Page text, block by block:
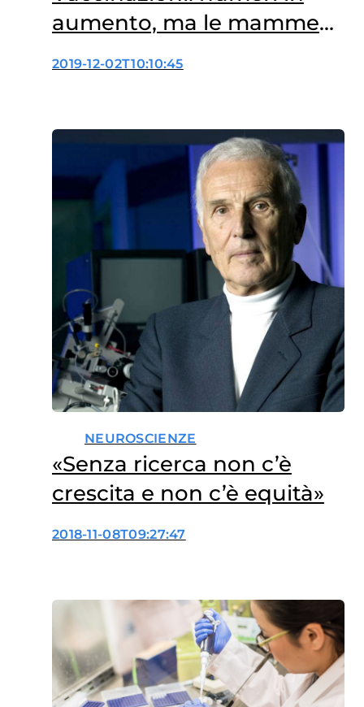
aumento, ma le mamme
restano titubanti
2019-12-02T10:10:45
NEUROSCIENZE
«Senza ricerca non c’è
crescita e non c’è equità»
2018-11-08T09:27:47